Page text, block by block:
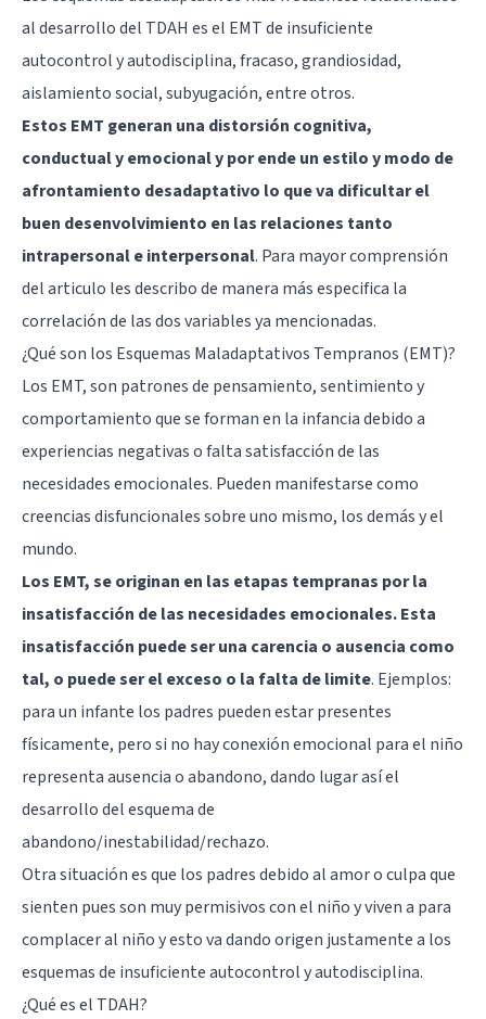
al desarrollo del TDAH es el EMT de insuficiente
autocontrol y autodisciplina, fracaso, grandiosidad,
aislamiento social, subyugación, entre otros.
Estos EMT generan una distorsión cognitiva,
conductual y emocional y por ende un estilo y modo de
afrontamiento desadaptativo lo que va dificultar el
buen desenvolvimiento en las relaciones tanto
intrapersonal e interpersonal. Para mayor comprensión
del articulo les describo de manera más especifica la
correlación de las dos variables ya mencionadas.
¿Qué son los Esquemas Maladaptativos Tempranos (EMT)?
Los EMT, son patrones de pensamiento, sentimiento y
comportamiento que se forman en la infancia debido a
experiencias negativas o falta satisfacción de las
necesidades emocionales. Pueden manifestarse como
creencias disfuncionales sobre uno mismo, los demás y el
mundo.
Los EMT, se originan en las etapas tempranas por la
insatisfacción de las necesidades emocionales. Esta
insatisfacción puede ser una carencia o ausencia como
tal, o puede ser el exceso o la falta de limite. Ejemplos:
para un infante los padres pueden estar presentes
físicamente, pero si no hay conexión emocional para el niño
representa ausencia o abandono, dando lugar así el
desarrollo del esquema de
abandono/inestabilidad/rechazo.
Otra situación es que los padres debido al amor o culpa que
sienten pues son muy permisivos con el niño y viven a para
complacer al niño y esto va dando origen justamente a los
esquemas de insuficiente autocontrol y autodisciplina.
¿Qué es el TDAH?